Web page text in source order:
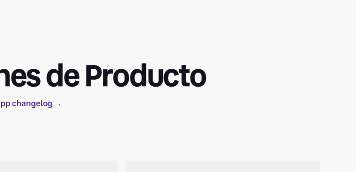
de Producto
changelog →